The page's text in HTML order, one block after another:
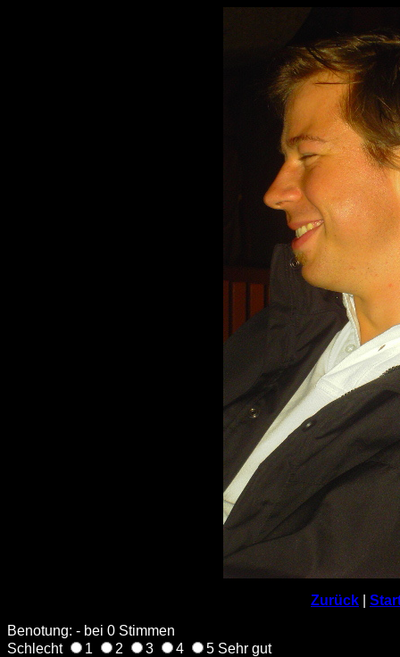
Zurück
Benotung: - bei 0 Stimmen
Schlecht
1 2 3 4 5 Sehr gut